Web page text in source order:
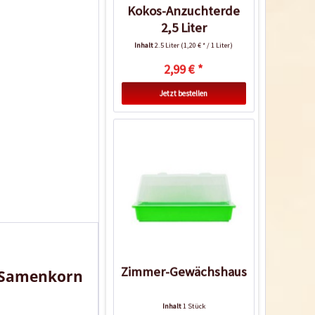
Kokos-Anzuchterde
2,5 Liter
Inhalt2.5 Liter (1,20 € * / 1 Liter)
2,99 € *
Jetzt bestellen
Zimmer-Gewächshaus
Inhalt1 Stück